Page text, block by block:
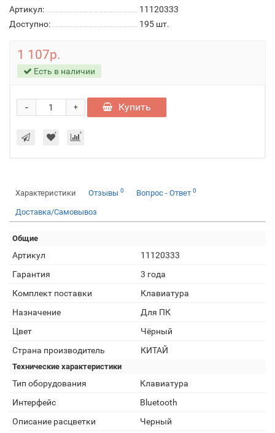
Артикул:
11120333
Доступно:
195 шт.
1 107р.
Есть в наличии
+
- Купить
Характеристики Отзывы 0 Вопрос - Ответ 0
Доставка/Самовывоз
Общие
Артикул
11120333
Гарантия
3 года
Комплект поставки
Клавиатура
Назначение
Для ПК
Цвет
Чёрный
Страна производитель
КИТАЙ
Технические характеристики
Тип оборудования
Клавиатура
Интерфейс
Bluetooth
Описание расцветки
Черный